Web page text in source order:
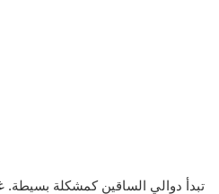
تبدأ دوالي الساقين كمشكلة بسيطة.